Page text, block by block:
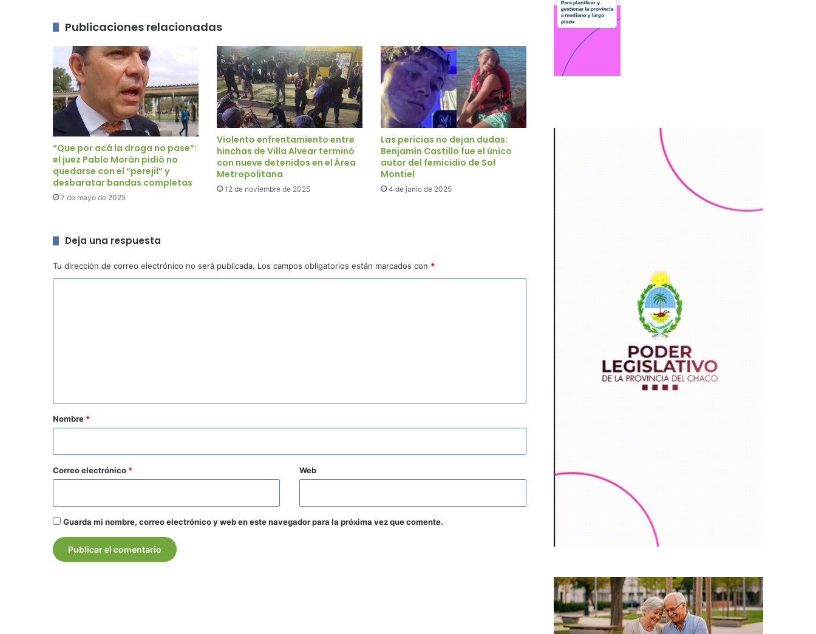
Publicaciones relacionadas
“Que por acá la droga no pase”:
el juez Pablo Morán pidió no
quedarse con el “perejil” y
desbaratar bandas completas
7 de mayo de 2025
Violento enfrentamiento entre
hinchas de Villa Alvear terminó
con nueve detenidos en el Área
Metropolitana
12 de noviembre de 2025
Las pericias no dejan dudas:
Benjamín Castillo fue el único
autor del femicidio de Sol
Montiel
4 de junio de 2025
Deja una respuesta
Tu dirección de correo electrónico no será publicada. Los campos obligatorios están marcados con *
r
*
Nombre *
Correo electrónico * Web
Guarda mi nombre, correo electrónico y web en este navegador para la próxima vez que comente.